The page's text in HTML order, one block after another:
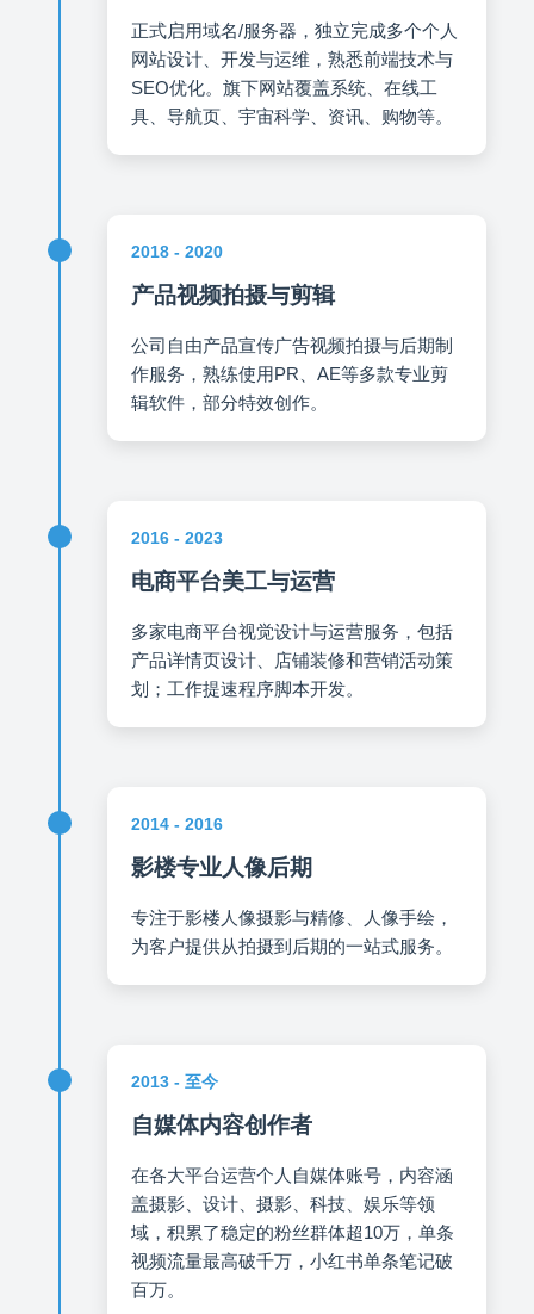
正式启用域名/服务器，独立完成多个个人
网站设计、开发与运维，熟悉前端技术与
SEO优化。旗下网站覆盖系统、在线工
具、导航页、宇宙科学、资讯、购物等。
2018 - 2020
产品视频拍摄与剪辑
公司自由产品宣传广告视频拍摄与后期制
作服务，熟练使用PR、AE等多款专业剪
辑软件，部分特效创作。
2016 - 2023
电商平台美工与运营
多家电商平台视觉设计与运营服务，包括
产品详情页设计、店铺装修和营销活动策
划；工作提速程序脚本开发。
2014 - 2016
影楼专业人像后期
专注于影楼人像摄影与精修、人像手绘，
为客户提供从拍摄到后期的一站式服务。
2013 - 至今
自媒体内容创作者
在各大平台运营个人自媒体账号，内容涵
盖摄影、设计、摄影、科技、娱乐等领
域，积累了稳定的粉丝群体超10万，单条
视频流量最高破千万，小红书单条笔记破
百万。